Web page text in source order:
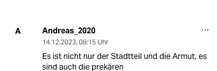
A Andreas_2020
14.12.2023, 08:15 Uhr
Es ist nicht nur der Stadtteil und die Armut, es
sind auch die prekären